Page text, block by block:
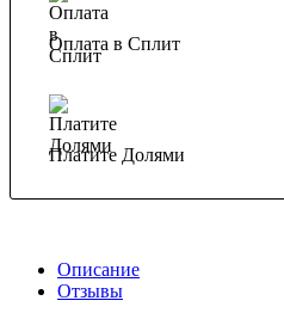
Оплата в Сплит
Платите Долями
Описание
Отзывы